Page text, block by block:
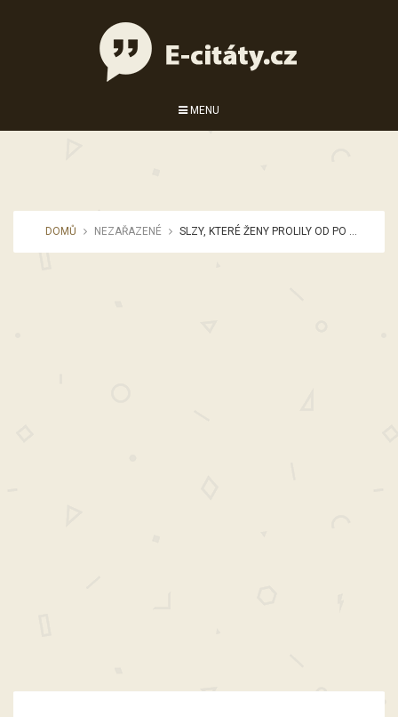
MENU
DOMŮ NEZAŘAZENÉ SLZY, KTERÉ ŽENY PROLILY OD PO ...